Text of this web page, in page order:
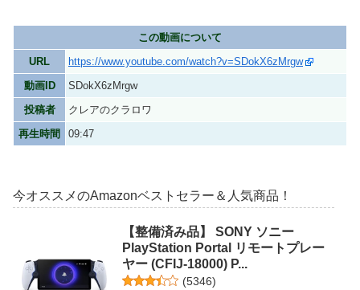
この動画について
URL
https://www.youtube.com/watch?v=SDokX6zMrgw
動画ID
SDokX6zMrgw
投稿者
クレアのクラロワ
再生時間
09:47
今オススメのAmazonベストセラー＆人気商品！
【整備済み品】 SONY ソニー
PlayStation Portal リモートプレー
ヤー (CFIJ-18000) P...
(5346)